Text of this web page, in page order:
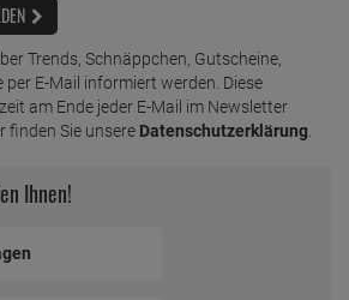
Trends, Schnäppchen, Gutscheine,
E-Mail informiert werden. Diese
am Ende jeder E-Mail im Newsletter
finden Sie unsere Datenschutzerklärung.
Ihnen!